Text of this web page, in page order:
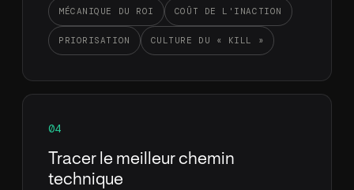
MÉCANIQUE DU ROI CO Û T DE L'INACTION
PRIORISATION CULTURE DU « KILL »
04
Tracer le meilleur chemin
technique